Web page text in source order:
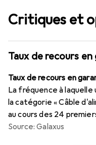
Critiques et
Taux de recours
Taux de recours en
La fréquence à
la catégorie « Câble
au cours des 24
Source: Galaxus